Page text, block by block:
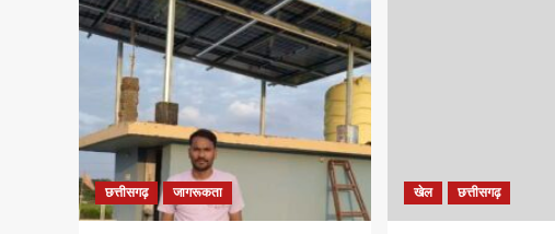
छत्तीसगढ़ जागरूकता खेल छत्तीसगढ़